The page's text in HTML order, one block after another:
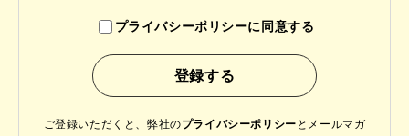
プライバシーポリシーに同意する
ご登録いただくと、弊社のプライバシーポリシー と メールマガ